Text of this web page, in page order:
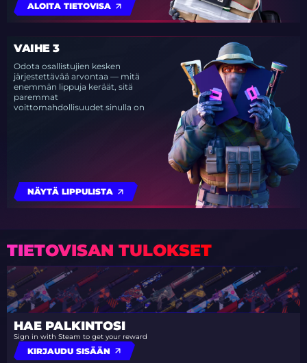
ALOITA TIETOVISA
VAIHE 3
Odota osallistujien kesken
järjestettävää arvontaa — mitä
enemmän lippuja keräät, sitä
paremmat
voittomahdollisuudet sinulla on
NÄYTÄ LIPPULISTA
TIETOVISAN TULOKSET
HAE PALKINTOSI
Sign in with Steam to get your reward
KIRJAUDU SISÄÄN